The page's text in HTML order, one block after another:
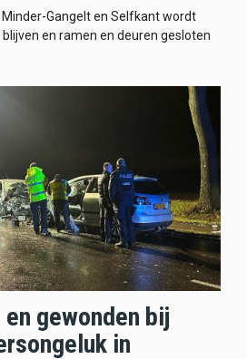
Minder-Gangelt en Selfkant wordt
en ramen en deuren gesloten
en gewonden bij
in